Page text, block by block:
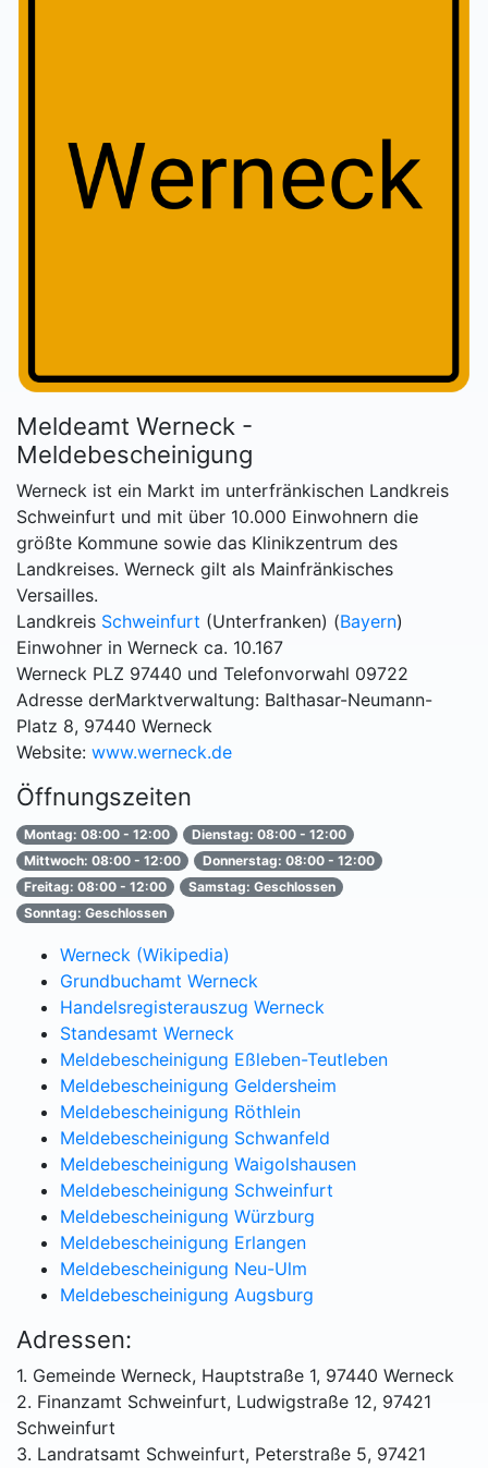
Meldeamt Werneck -
Meldebescheinigung
Werneck ist ein Markt im unterfränkischen Landkreis
Schweinfurt und mit über 10.000 Einwohnern die
größte Kommune sowie das Klinikzentrum des
Landkreises. Werneck gilt als Mainfränkisches
Versailles.
Landkreis Schweinfurt (Unterfranken) (Bayern)
Einwohner in Werneck ca. 10.167
Werneck PLZ 97440 und Telefonvorwahl 09722
Adresse derMarktverwaltung: Balthasar-Neumann-
Platz 8, 97440 Werneck
Website: www.werneck.de
Öffnungszeiten
Montag: 08:00 - 12:00
Dienstag: 08:00 - 12:00
Mittwoch: 08:00 - 12:00
Donnerstag: 08:00 - 12:00
Freitag: 08:00 - 12:00
Samstag: Geschlossen
Sonntag: Geschlossen
Werneck (Wikipedia)
Grundbuchamt Werneck
Handelsregisterauszug Werneck
Standesamt Werneck
Meldebescheinigung Eßleben-Teutleben
Meldebescheinigung Geldersheim
Meldebescheinigung Röthlein
Meldebescheinigung Schwanfeld
Meldebescheinigung Waigolshausen
Meldebescheinigung Schweinfurt
Meldebescheinigung Würzburg
Meldebescheinigung Erlangen
Meldebescheinigung Neu-Ulm
Meldebescheinigung Augsburg
Adressen:
1. Gemeinde Werneck, Hauptstraße 1, 97440 Werneck
2. Finanzamt Schweinfurt, Ludwigstraße 12, 97421
Schweinfurt
3. Landratsamt Schweinfurt, Peterstraße 5, 97421